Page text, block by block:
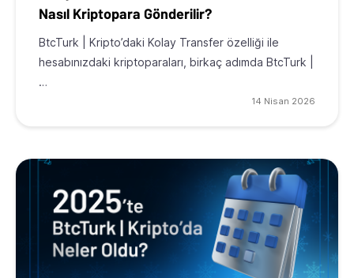
Nasıl Kriptopara Gönderilir?
BtcTurk | Kripto’daki Kolay Transfer özelliği ile
hesabınızdaki kriptoparaları, birkaç adımda BtcTurk |
…
14 Nisan 2026